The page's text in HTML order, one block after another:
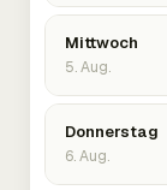
Mittwoch
5. Aug.
Donnerstag
6. Aug.